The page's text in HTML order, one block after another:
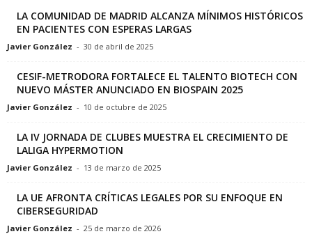
LA COMUNIDAD DE MADRID ALCANZA MÍNIMOS HISTÓRICOS
EN PACIENTES CON ESPERAS LARGAS
Javier González - 30 de abril de 2025
CESIF-METRODORA FORTALECE EL TALENTO BIOTECH CON
NUEVO MÁSTER ANUNCIADO EN BIOSPAIN 2025
Javier González - 10 de octubre de 2025
LA IV JORNADA DE CLUBES MUESTRA EL CRECIMIENTO DE
LALIGA HYPERMOTION
Javier González - 13 de marzo de 2025
LA UE AFRONTA CRÍTICAS LEGALES POR SU ENFOQUE EN
CIBERSEGURIDAD
Javier González - 25 de marzo de 2026